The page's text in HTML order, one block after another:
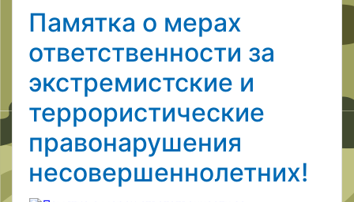
Памятка о мерах
ответственности за
экстремистские и
террористические
правонарушения
несовершеннолетних!